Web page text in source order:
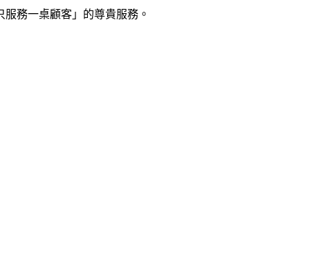
務一桌顧客」的尊貴服務。